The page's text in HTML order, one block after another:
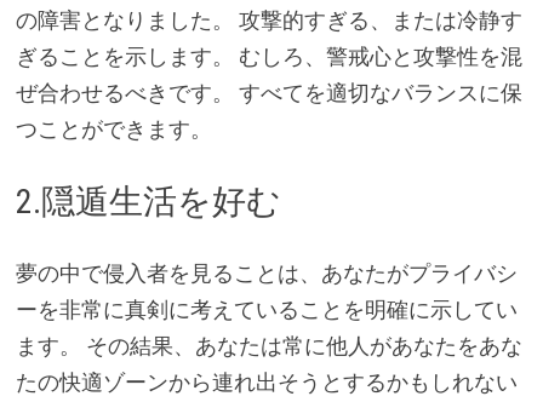
の障害となりました。 攻撃的すぎる、または冷静す
ぎることを示します。 むしろ、警戒心と攻撃性を混
ぜ合わせるべきです。 すべてを適切なバランスに保
つことができます。
2.隠遁生活を好む
夢の中で侵入者を見ることは、あなたがプライバシ
ーを非常に真剣に考えていることを明確に示してい
ます。 その結果、あなたは常に他人があなたをあな
たの快適ゾーンから連れ出そうとするかもしれない